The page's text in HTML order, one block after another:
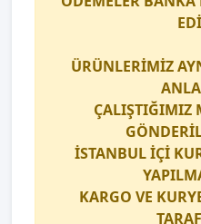
ÜRÜNLERİMİZ
ÇALIŞTIĞIMIZ
İSTANBUL İÇİ
KARGO VE